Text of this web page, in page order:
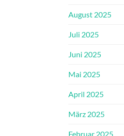
August 2025
Juli 2025
Juni 2025
Mai 2025
April 2025
März 2025
Februar 2025